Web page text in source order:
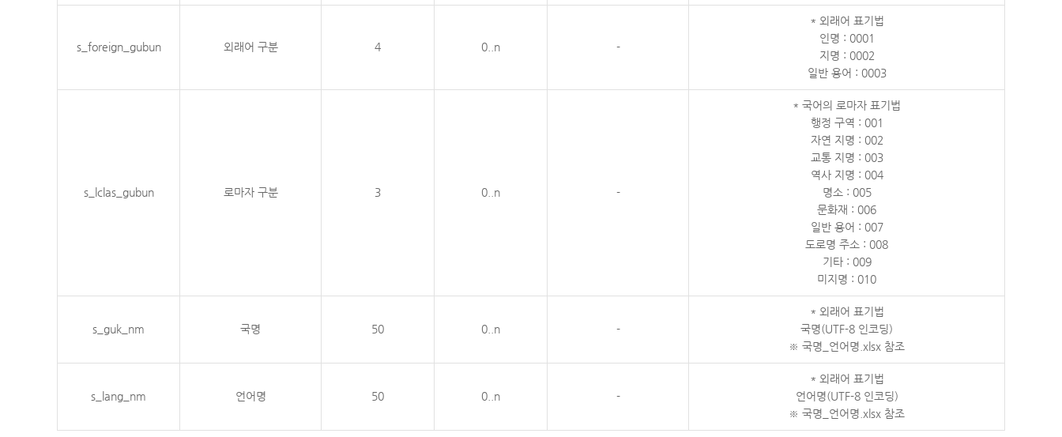
s_foreign_gubun 외래어 구분 4 0..n -
* 외래어 표기법
인명 : 0001
지명 : 0002
일반 용어 : 0003
s_lclas_gubun 로마자 구분 3 0..n -
* 국어의 로마자 표기법
행정 구역 : 001
자연 지명 : 002
교통 지명 : 003
역사 지명 : 004
명소 : 005
문화재 : 006
일반 용어 : 007
도로명 주소 : 008
기타 : 009
미지명 : 010
s_guk_nm 국명 50 0..n -
* 외래어 표기법
국명(UTF-8 인코딩)
※ 국명_언어명.xlsx 참조
s_lang_nm 언어명 50 0..n -
* 외래어 표기법
언어명(UTF-8 인코딩)
※ 국명_언어명.xlsx 참조